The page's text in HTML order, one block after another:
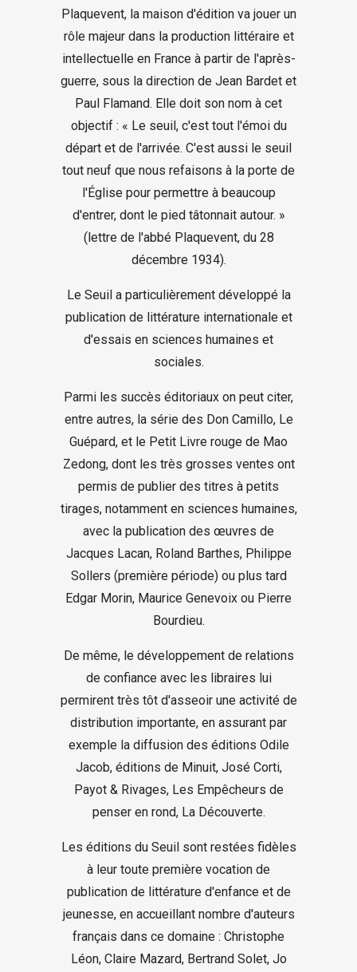
Plaquevent, la maison d'édition va jouer un
rôle majeur dans la production littéraire et
intellectuelle en France à partir de l'après-
guerre, sous la direction de Jean Bardet et
Paul Flamand. Elle doit son nom à cet
objectif : « Le seuil, c'est tout l'émoi du
départ et de l'arrivée. C'est aussi le seuil
tout neuf que nous refaisons à la porte de
l'Église pour permettre à beaucoup
d'entrer, dont le pied tâtonnait autour. »
(lettre de l'abbé Plaquevent, du 28
décembre 1934).
Le Seuil a particulièrement développé la
publication de littérature internationale et
d'essais en sciences humaines et
sociales.
Parmi les succès éditoriaux on peut citer,
entre autres, la série des Don Camillo, Le
Guépard, et le Petit Livre rouge de Mao
Zedong, dont les très grosses ventes ont
permis de publier des titres à petits
tirages, notamment en sciences humaines,
avec la publication des œuvres de
Jacques Lacan, Roland Barthes, Philippe
Sollers (première période) ou plus tard
Edgar Morin, Maurice Genevoix ou Pierre
Bourdieu.
De même, le développement de relations
de confiance avec les libraires lui
permirent très tôt d'asseoir une activité de
distribution importante, en assurant par
exemple la diffusion des éditions Odile
Jacob, éditions de Minuit, José Corti,
Payot & Rivages, Les Empêcheurs de
penser en rond, La Découverte.
Les éditions du Seuil sont restées fidèles
à leur toute première vocation de
publication de littérature d'enfance et de
jeunesse, en accueillant nombre d'auteurs
français dans ce domaine : Christophe
Léon, Claire Mazard, Bertrand Solet, Jo